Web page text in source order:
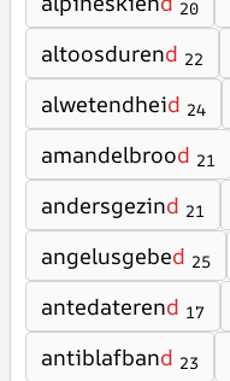
20
altoosdurend 22
alwetendheid 24
amandelbrood 21
andersgezind 21
angelusgebed 25
antedaterend 17
antiblafband 23